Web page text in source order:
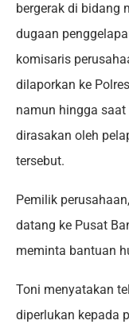
bergerak di bidang
dugaan
komisaris
dilaporkan ke
namun hingga
dirasakan oleh
tersebut.
Pemilik
datang ke Pusat
meminta bantuan
Toni menyatakan
diperlukan kepada